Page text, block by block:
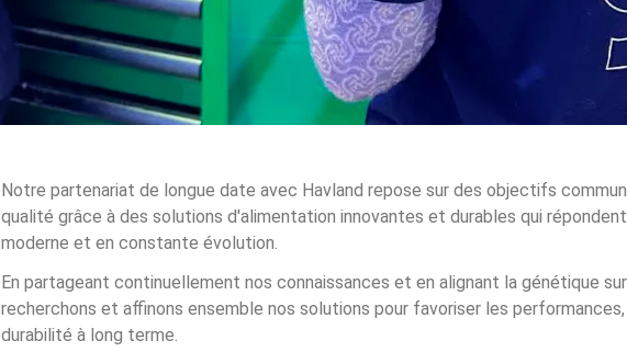
Notre partenariat de longue date avec Havland repose sur des objectifs
qualité grâce à des solutions d'alimentation innovantes et durables qui
moderne et en constante évolution.
En partageant continuellement nos connaissances et en alignant la génétique
recherchons et affinons ensemble nos solutions pour favoriser les
durabilité à long terme.